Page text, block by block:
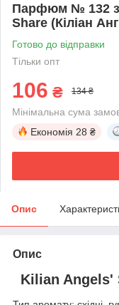
Парфюм № 132
Share (Кіліан
Готово до відправки
Тільки опт
106 ₴ 134 ₴
Мінімальна сума
Економія 28 ₴
Опис
Опис
Kilian Angels'